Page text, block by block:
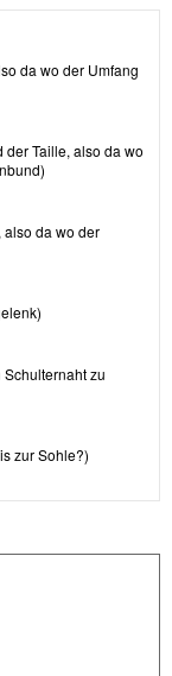
da wo der Umfang
der Taille, also da wo
also da wo der
zu
zur Sohle?)